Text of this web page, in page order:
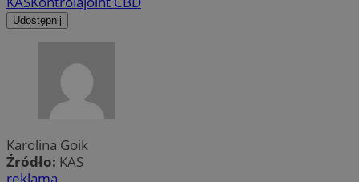
Udostępnij
Karolina Goik
Źródło: KAS
reklama